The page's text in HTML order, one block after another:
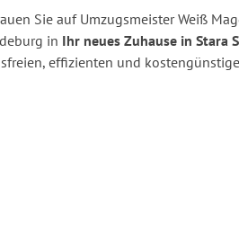
Sie auf Umzugsmeister Weiß
in Ihr neues Zuhause in Stara
effizienten und